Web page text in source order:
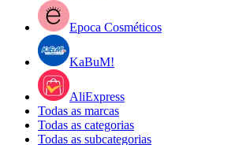
Epoca Cosméticos
KaBuM!
AliExpress
Todas as marcas
Todas as categorias
Todas as subcategorias